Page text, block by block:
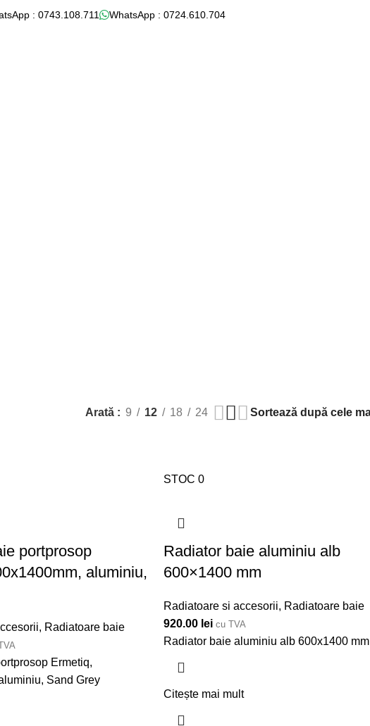
: 0743.108.711 WhatsApp : 0724.610.704
Arată 9 12 18 24
portprosop
aluminiu,
, Radiatoare baie
Ermetiq,
Sand Grey
STOC 0
Radiator baie aluminiu alb
600×1400 mm
Radiatoare si accesorii, Radiatoare baie
920.00 lei cu TVA
Radiator baie aluminiu alb 600x1400 mm
Citește mai mult